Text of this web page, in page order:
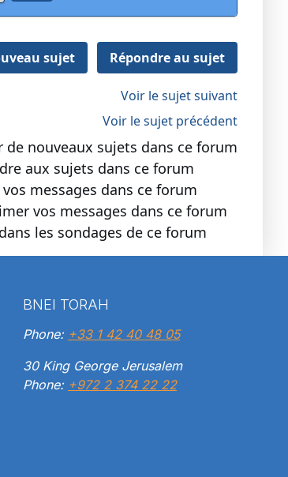
sujet Répondre au sujet
Voir le sujet suivant
Voir le sujet précédent
de nouveaux sujets dans ce forum
aux sujets dans ce forum
messages dans ce forum
vos messages dans ce forum
les sondages de ce forum
BNEI TORAH
Phone: +33 1 42 40 48 05
30 King George Jerusalem
Phone: +972 2 374 22 22